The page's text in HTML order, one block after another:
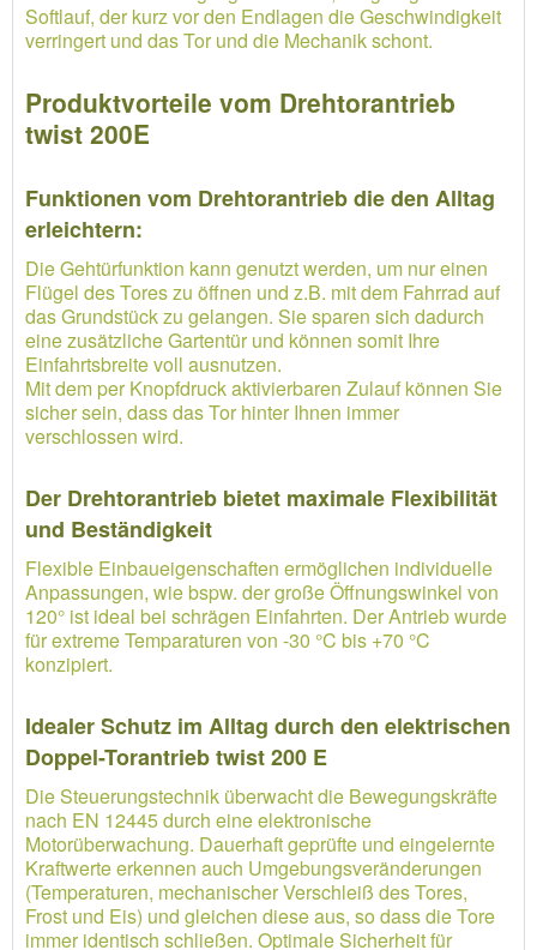
Softlauf, der kurz vor den Endlagen die Geschwindigkeit
verringert und das Tor und die Mechanik schont.
Produktvorteile vom Drehtorantrieb
twist 200E
Funktionen vom Drehtorantrieb die den Alltag
erleichtern:
Die Gehtürfunktion kann genutzt werden, um nur einen
Flügel des Tores zu öffnen und z.B. mit dem Fahrrad auf
das Grundstück zu gelangen. Sie sparen sich dadurch
eine zusätzliche Gartentür und können somit Ihre
Einfahrtsbreite voll ausnutzen.
Mit dem per Knopfdruck aktivierbaren Zulauf können Sie
sicher sein, dass das Tor hinter Ihnen immer
verschlossen wird.
Der Drehtorantrieb bietet maximale Flexibilität
und Beständigkeit
Flexible Einbaueigenschaften ermöglichen individuelle
Anpassungen, wie bspw. der große Öffnungswinkel von
120° ist ideal bei schrägen Einfahrten. Der Antrieb wurde
für extreme Temparaturen von -30 °C bis +70 °C
konzipiert.
Idealer Schutz im Alltag durch den elektrischen
Doppel-Torantrieb twist 200 E
Die Steuerungstechnik überwacht die Bewegungskräfte
nach EN 12445 durch eine elektronische
Motorüberwachung. Dauerhaft geprüfte und eingelernte
Kraftwerte erkennen auch Umgebungsveränderungen
(Temperaturen, mechanischer Verschleiß des Tores,
Frost und Eis) und gleichen diese aus, so dass die Tore
immer identisch schließen. Optimale Sicherheit für